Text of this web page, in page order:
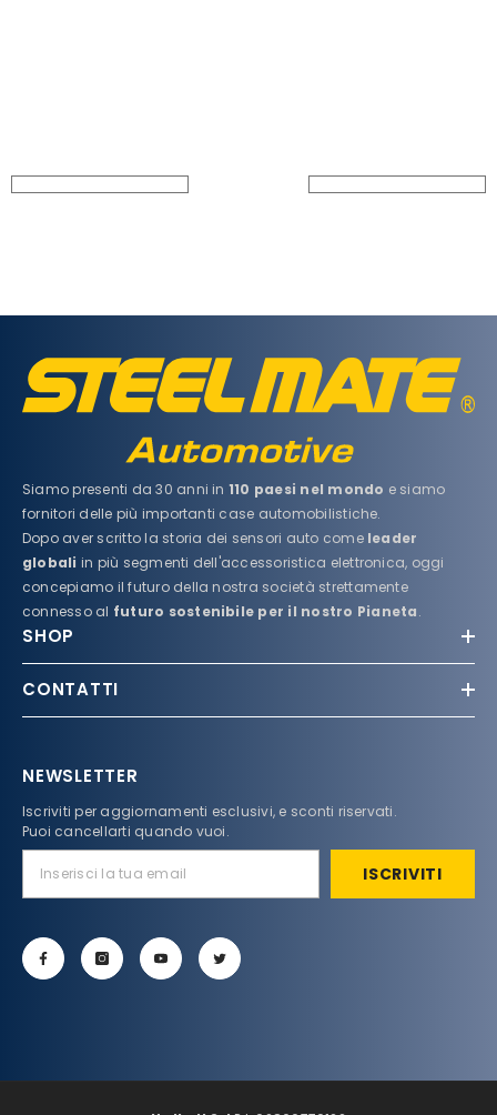
Siamo presenti da 30 anni in 110 paesi nel mondo e siamo
fornitori delle più importanti case automobilistiche.
Dopo aver scritto la storia dei sensori auto come leader
globali in più segmenti dell'accessoristica elettronica, oggi
concepiamo il futuro della nostra società strettamente
connesso al futuro sostenibile per il nostro Pianeta.
SHOP
CONTATTI
NEWSLETTER
Iscriviti per aggiornamenti esclusivi, e sconti riservati.
Puoi cancellarti quando vuoi.
ISCRIVITI